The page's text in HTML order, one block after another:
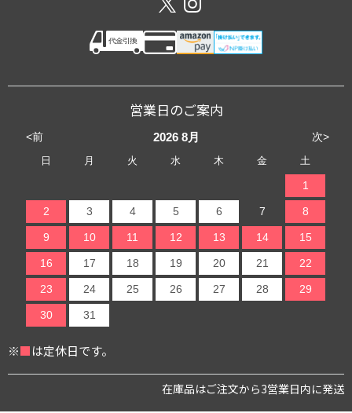
営業日のご案内
<前 次>
2026 8月
日 月 火 水 木 金 土
1
2 3 4 5 6 7 8
9 10 11 12 13 14 15
16 17 18 19 20 21 22
23 24 25 26 27 28 29
30 31
※■は定休日です。
在庫品はご注文から3営業日内に発送